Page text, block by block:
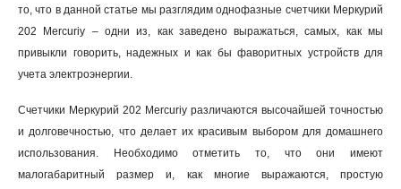
то, что в данной статье мы разглядим однофазные счетчики Меркурий
202 Mercuriy – одни из, как заведено выражаться, самых, как мы
привыкли говорить, надежных и как бы фаворитных устройств для
учета электроэнергии.
Счетчики Меркурий 202 Mercuriy различаются высочайшей точностью
и долговечностью, что делает их красивым выбором для домашнего
использования. Необходимо отметить то, что они имеют
малогабаритный размер и, как многие выражаются, простую